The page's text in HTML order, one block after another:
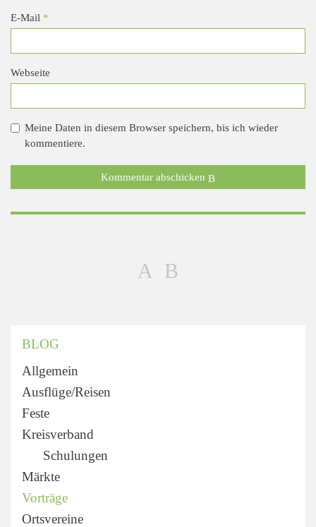
E-Mail *
Webseite
Meine Daten in diesem Browser speichern, bis ich wieder
kommentiere.
Kommentar abschicken
BLOG
Allgemein
Ausflüge/Reisen
Feste
Kreisverband
Schulungen
Märkte
Vorträge
Ortsvereine